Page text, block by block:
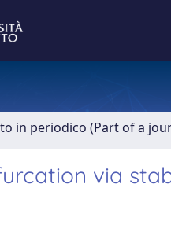
in periodico (Part of a
via